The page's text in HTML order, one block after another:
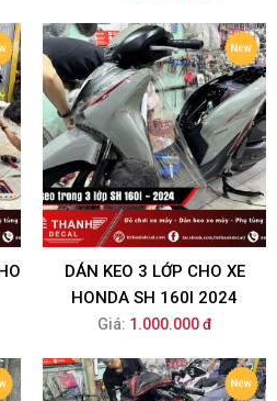
DÁN KEO 3 LỚP CHO XE
HONDA SH 160I 2024
Giá: 1.000.000 đ